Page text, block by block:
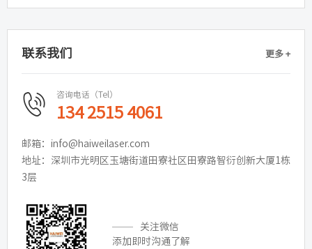
联系我们 更多 +
咨询电话（Tel）
134 2515 4061
邮箱：info@haiweilaser.com
地址：深圳市光明区玉塘街道田寮社区田寮路智衍创新大厦1栋
3层
关注微信
添加即时沟通了解